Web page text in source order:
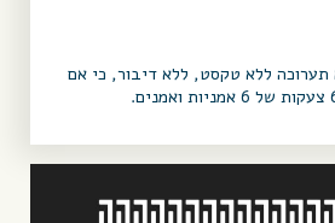
תערוכה ללא טקסט, ללא דיבור, כי אם